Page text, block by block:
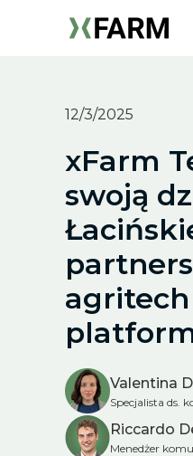
12/3/2025
xFarm
swoją
Valentina
Specjalista ds.
Riccardo
Menedżer